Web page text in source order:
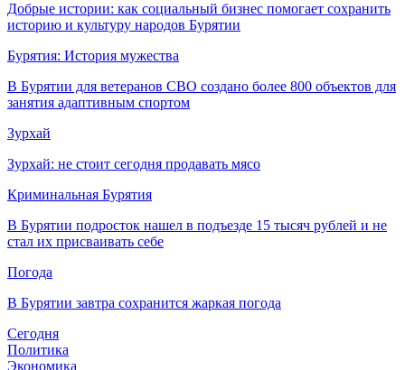
Добрые истории: как социальный бизнес помогает сохранить
историю и культуру народов Бурятии
Бурятия: История мужества
В Бурятии для ветеранов СВО создано более 800 объектов для
занятия адаптивным спортом
Зурхай
Зурхай: не стоит сегодня продавать мясо
Криминальная Бурятия
В Бурятии подросток нашел в подъезде 15 тысяч рублей и не
стал их присваивать себе
Погода
В Бурятии завтра сохранится жаркая погода
Сегодня
Политика
Экономика